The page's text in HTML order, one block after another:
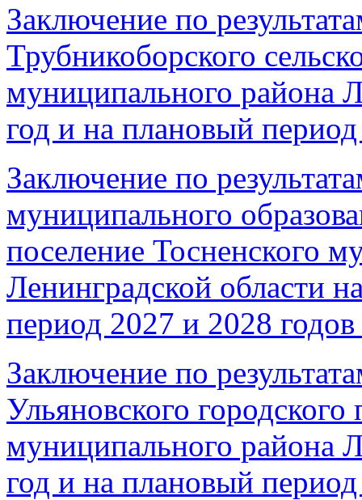
Заключение по
Трубникоборского
муниципального района
год и на плановый
Заключение по
муниципального
поселение Тосненского
Ленинградской области
период 2027 и 2028
Заключение по
Ульяновского
муниципального района
год и на плановый